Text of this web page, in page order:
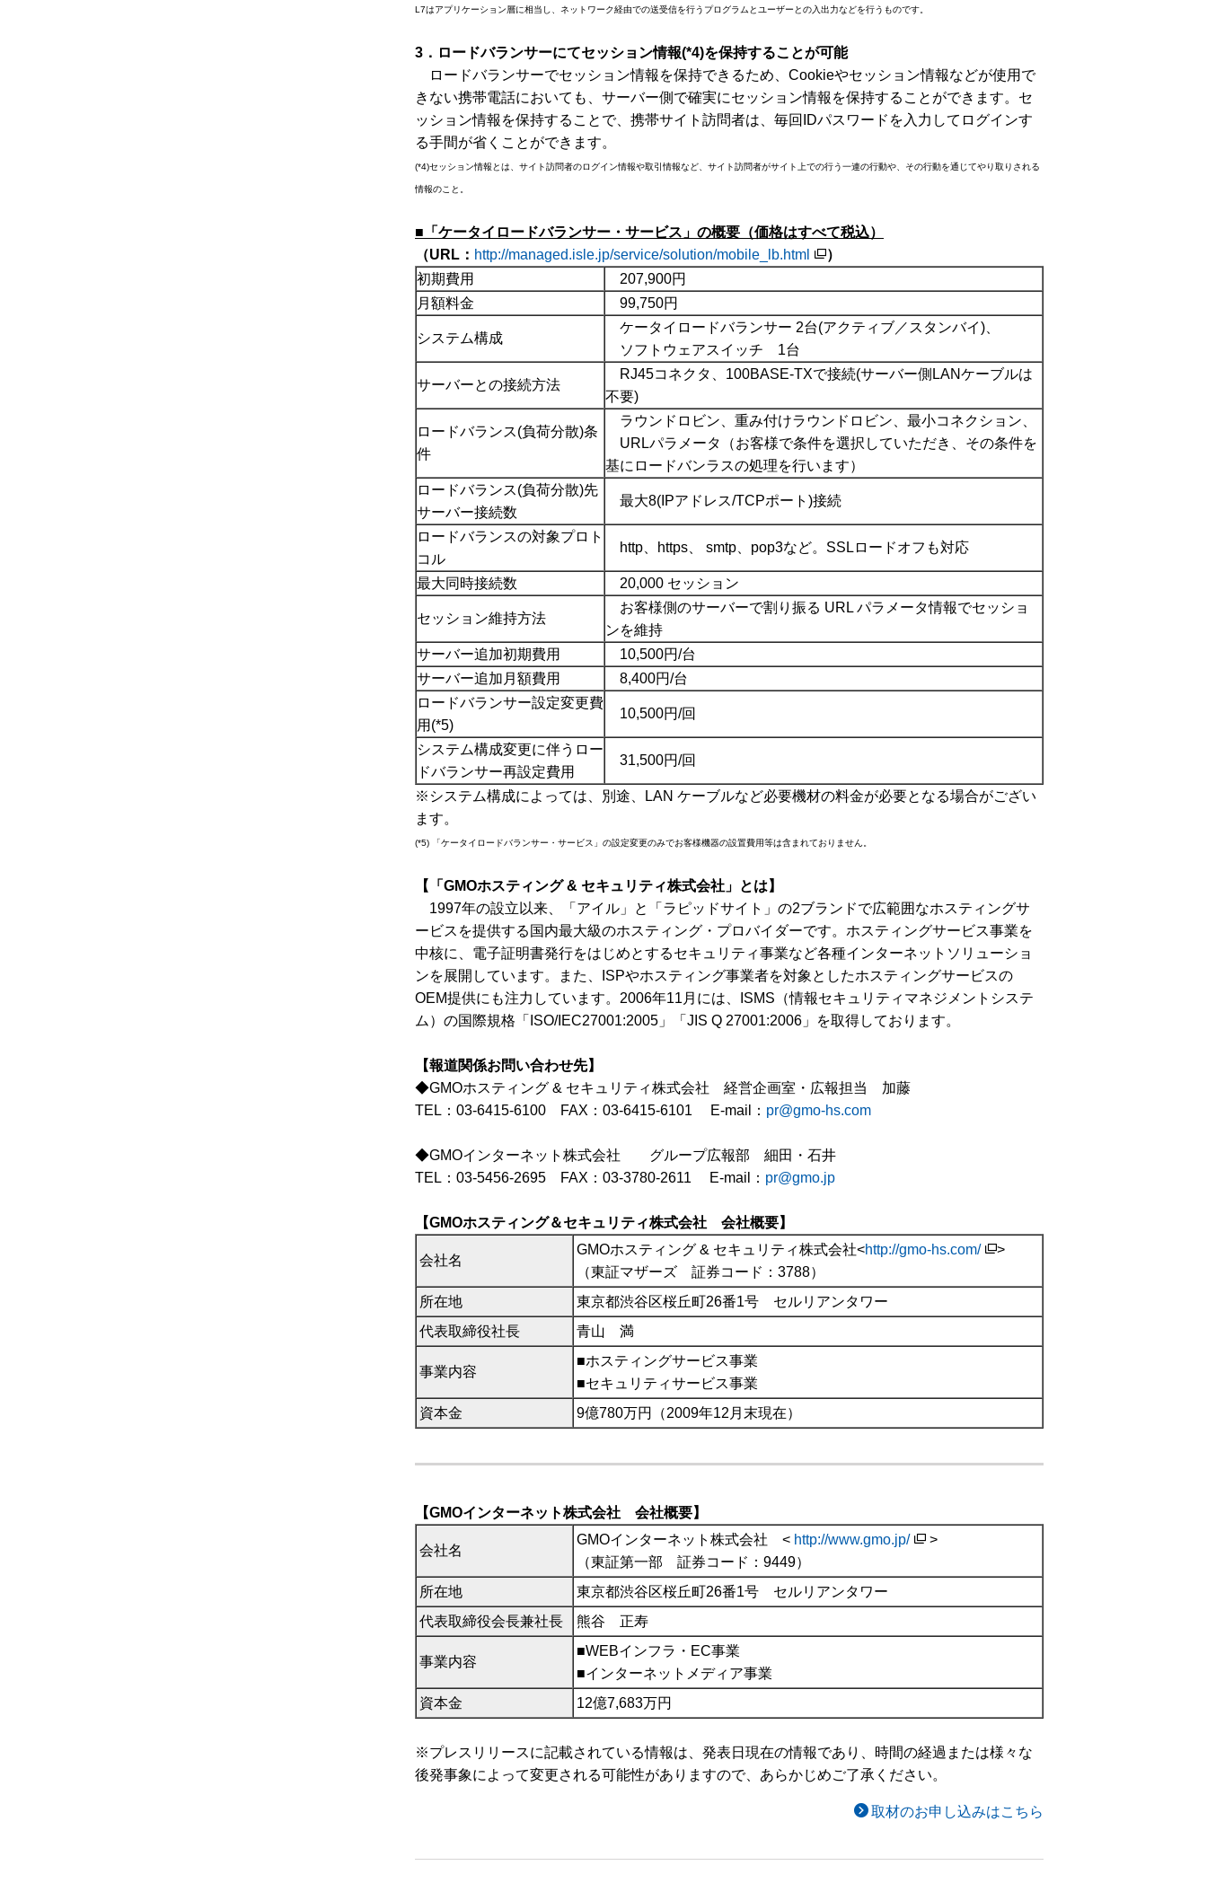
L7はアプリケーション層に相当し、ネットワーク経由での送受信を行うプログラムとユーザーとの入出力などを行うものです。
3 ．ロードバランサーにてセッション情報(*4)を保持することが可能
ロードバランサーでセッション情報を保持できるため、Cookieやセッション情報などが使用で
きない携帯電話においても、サーバー側で確実にセッション情報を保持することができます。セ
ッション情報を保持することで、携帯サイト訪問者は、毎回IDパスワードを入力してログインす
る手間が省くことができます。
(*4)セッション情報とは、サイト訪問者のログイン情報や取引情報など、サイト訪問者がサイト上での行う一連の行動や、その行動を通じてやり取りされる
情報のこと。
■「ケータイロードバランサー・サービス」の概要（価格はすべて税込）
（URL ： http://managed.isle.jp/service/solution/mobile_lb.html
）
初期費用
207,900円
月額料金
99,750円
システム構成
ケータイロードバランサー 2台(アクティブ／スタンバイ)、
ソフトウェアスイッチ 1台
サーバーとの接続方法
RJ45コネクタ、100BASE-TXで接続(サーバー側LANケーブルは
不要)
ロードバランス(負荷分散)条
件
ラウンドロビン、重み付けラウンドロビン、最小コネクション、
URLパラメータ（お客様で条件を選択していただき、その条件を
基にロードバンラスの処理を行います）
ロードバランス(負荷分散)先
サーバー接続数
最大8(IPアドレス/TCPポート)接続
ロードバランスの対象プロト
コル
http、https、 smtp、pop3など。SSLロードオフも対応
最大同時接続数 20,000 セッション
セッション維持方法
お客様側のサーバーで割り振る URL パラメータ情報でセッショ
ンを維持
サーバー追加初期費用
10,500円/台
サーバー追加月額費用
8,400円/台
ロードバランサー設定変更費
用(*5)
10,500円/回
システム構成変更に伴うロー
ドバランサー再設定費用
31,500円/回
※システム構成によっては、別途、LAN ケーブルなど必要機材の料金が必要となる場合がござい
ます。
(*5) 「ケータイロードバランサー・サービス」の設定変更のみでお客様機器の設置費用等は含まれておりません。
【 「GMOホスティング& セキュリティ株式会社」とは 】
1997年の設立以来、「アイル」と「ラピッドサイト」の2ブランドで広範囲なホスティングサ
ービスを提供する国内最大級のホスティング・プロバイダーです。ホスティングサービス事業を
中核に、電子証明書発行をはじめとするセキュリティ事業など各種インターネットソリューショ
ンを展開しています。また、ISPやホスティング事業者を対象としたホスティングサービスの
OEM提供にも注力しています。2006年11月には、ISMS（情報セキュリティマネジメントシステ
ム）の国際規格「ISO/IEC27001:2005」「JIS Q 27001:2006」を取得しております。
【報道関係お問い合わせ先】
◆GMOホスティング & セキュリティ株式会社 経営企画室・広報担当 加藤
TEL：03-6415-6100 FAX：03-6415-6101 E-mail： pr@gmo-hs.com
◆GMOインターネット株式会社 グループ広報部 細田・石井
TEL：03-5456-2695 FAX：03-3780-2611 E-mail： pr@gmo.jp
【GMOホスティング＆セキュリティ株式会社 会社概要】
会社名
GMOホスティング & セキュリティ株式会社<http://gmo-hs.com/
>
（東証マザーズ 証券コード：3788）
所在地
東京都渋谷区桜丘町26番1号 セルリアンタワー
代表取締役社長
青山 満
事業内容
■ホスティングサービス事業
■セキュリティサービス事業
資本金
9億780万円（2009年12月末現在）
【GMOインターネット株式会社 会社概要】
会社名
GMOインターネット株式会社 < http://www.gmo.jp/
>
（東証第一部 証券コード：9449）
所在地
東京都渋谷区桜丘町26番1号 セルリアンタワー
代表取締役会長兼社長
熊谷 正寿
事業内容
■WEBインフラ・EC事業
■インターネットメディア事業
資本金
12億7,683万円
※プレスリリースに記載されている情報は、発表日現在の情報であり、時間の経過または様々な
後発事象によって変更される可能性がありますので、あらかじめご了承ください。
取材のお申し込みはこちら